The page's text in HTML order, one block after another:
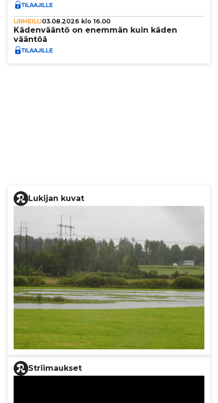
URHEILU03.08.2026 klo 16.00
Käden­vääntö on enemmän kuin käden
vääntöä
Lukijan kuvat
Striimaukset